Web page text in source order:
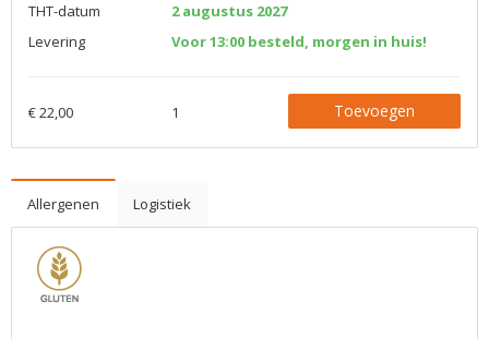
THT-datum
2 augustus 2027
Levering
Voor 13:00 besteld, morgen in huis!
€ 22,00 1 Toevoegen
Allergenen Logistiek